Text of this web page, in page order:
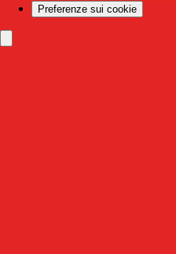
Preferenze sui cookie